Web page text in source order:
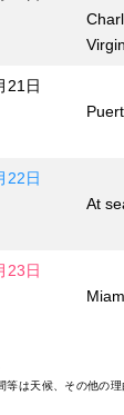
21日
22日
At
23日
は天候、その他の